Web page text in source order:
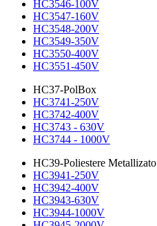
HC3546-100V
HC3547-160V
HC3548-200V
HC3549-350V
HC3550-400V
HC3551-450V
HC37-PolBox
HC3741-250V
HC3742-400V
HC3743 - 630V
HC3744 - 1000V
HC39-Poliestere Metallizato
HC3941-250V
HC3942-400V
HC3943-630V
HC3944-1000V